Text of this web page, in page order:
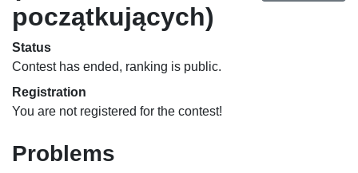
początkujących)
Status
Contest has ended, ranking is public.
Registration
You are not registered for the contest!
Problems